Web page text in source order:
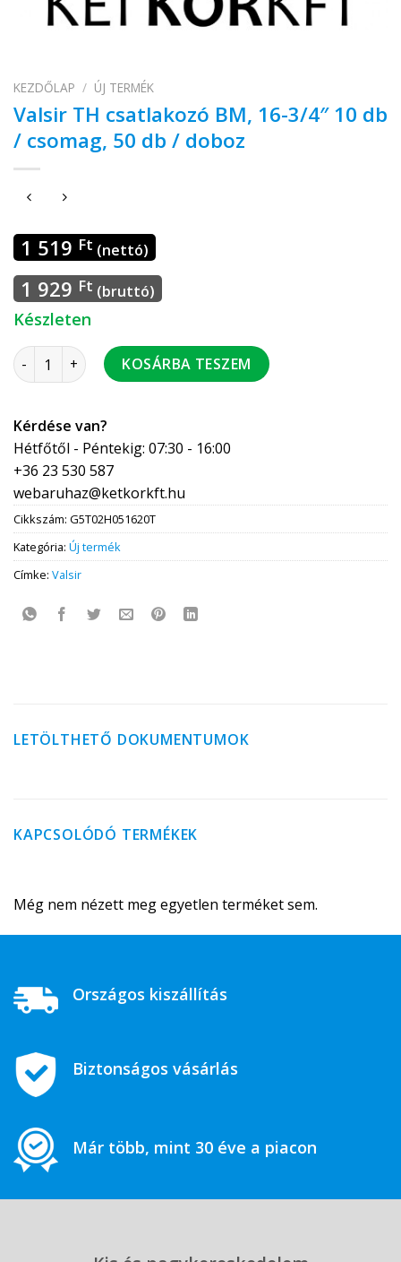
KEZDŐLAP / ÚJ TERMÉK
Valsir TH csatlakozó BM, 16-3/4″ 10 db
/ csomag, 50 db / doboz
1 519 Ft (nettó)
1 929 Ft (bruttó)
Készleten
Valsir TH csatlakozó BM, 16-3/4" 10 db / csomag, 50 db /
KOSÁRBA TESZEM
Kérdése van?
Hétfőtől - Péntekig: 07:30 - 16:00
+36 23 530 587
webaruhaz@ketkorkft.hu
Cikkszám: G5T02H051620T
Kategória: Új termék
Címke: Valsir
LETÖLTHETŐ DOKUMENTUMOK
KAPCSOLÓDÓ TERMÉKEK
Még nem nézett meg egyetlen terméket sem.
Országos kiszállítás
Biztonságos vásárlás
Már több, mint 30 éve a piacon